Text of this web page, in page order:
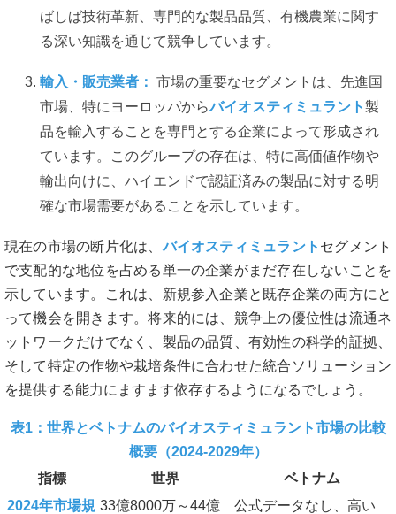
ばしば技術革新、専門的な製品品質、有機農業に関す
る深い知識を通じて競争しています。
輸入・販売業者： 市場の重要なセグメントは、先進国
市場、特にヨーロッパからバイオスティミュラント製
品を輸入することを専門とする企業によって形成され
ています。このグループの存在は、特に高価値作物や
輸出向けに、ハイエンドで認証済みの製品に対する明
確な市場需要があることを示しています。
現在の市場の断片化は、バイオスティミュラント セグメント
で支配的な地位を占める単一の企業がまだ存在しないことを
示しています。これは、新規参入企業と既存企業の両方にと
って機会を開きます。将来的には、競争上の優位性は流通ネ
ットワークだけでなく、製品の品質、有効性の科学的証拠、
そして特定の作物や栽培条件に合わせた統合ソリューション
を提供する能力にますます依存するようになるでしょう。
表1：世界とベトナムのバイオスティミュラント市場の比較
概要（2024-2029年）
指標
世界
ベトナム
2024年市場規 33億8000万～44億
公式データなし、高い